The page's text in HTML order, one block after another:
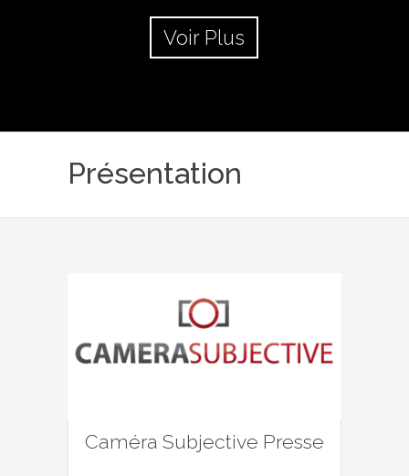
Voir Plus
Présentation
Caméra Subjective Presse